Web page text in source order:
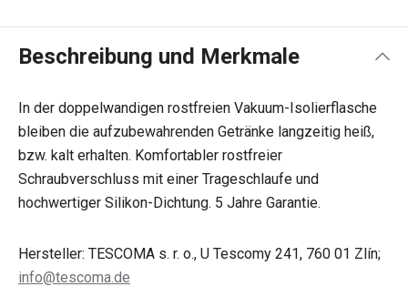
Beschreibung und Merkmale
In der doppelwandigen rostfreien Vakuum-Isolierflasche
bleiben die aufzubewahrenden Getränke langzeitig heiß,
bzw. kalt erhalten. Komfortabler rostfreier
Schraubverschluss mit einer Trageschlaufe und
hochwertiger Silikon-Dichtung. 5 Jahre Garantie.
Hersteller: TESCOMA s. r. o., U Tescomy 241, 760 01 Zlín;
info@tescoma.de